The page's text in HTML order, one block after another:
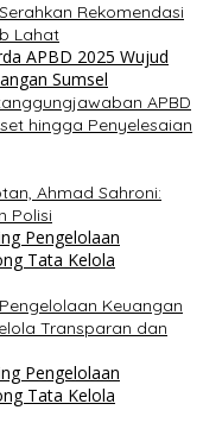
Rekomendasi
Lahat
APBD
hingga Penyelesaian
Ahmad Sahroni:
Polisi
Keuangan
Transparan dan